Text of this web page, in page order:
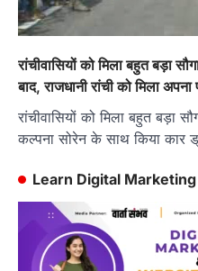
रांचीवासियों को मिला बहुत बड़ा
बाद, राजधानी रांची को मिला
रांचीवासियों को मिला बहुत बड़ा
कल्पना सोरेन के साथ किया कार
Learn Digital Marketing